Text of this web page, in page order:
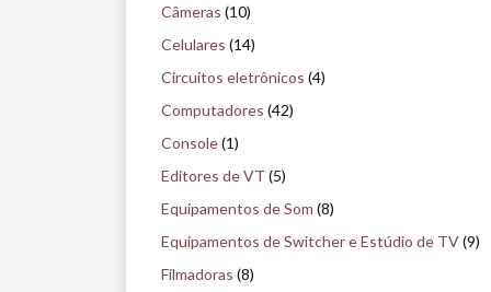
Câmeras (10)
Celulares (14)
Circuitos eletrônicos (4)
Computadores (42)
Console(1)
Editores de VT (5)
Equipamentos de Som (8)
Equipamentos de Switcher e Estúdio de TV(9)
Filmadoras (8)